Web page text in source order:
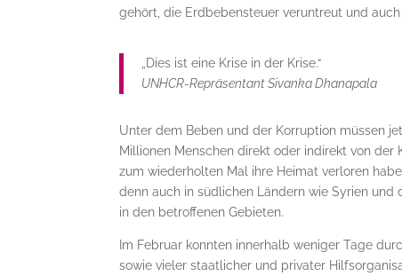
gehört, die Erdbebensteuer veruntreut und
„Dies ist eine Krise in der Krise.“
UNHCR-Repräsentant Sivanka Dhanapala
Unter dem Beben und der Korruption müssen
Millionen Menschen direkt oder indirekt von
zum wiederholten Mal ihre Heimat verloren
denn auch in südlichen Ländern wie Syrien
in den betroffenen Gebieten.
Im Februar konnten innerhalb weniger Tage
sowie vieler staatlicher und privater